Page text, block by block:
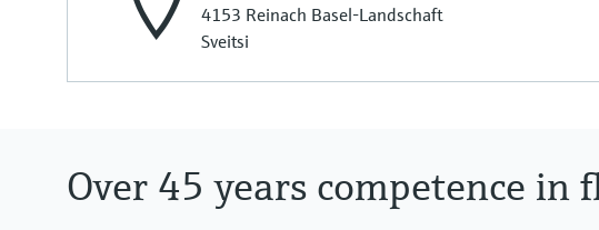
4153 Reinach Basel-Landschaft
Sveitsi
Over 45 years competence in